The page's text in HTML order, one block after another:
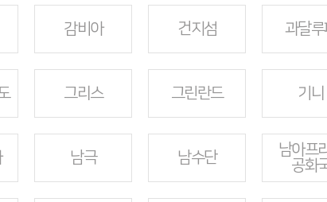
감비아 건지섬 과달루
그리스 그린란드 기니
남극 남수단
남아프
공화